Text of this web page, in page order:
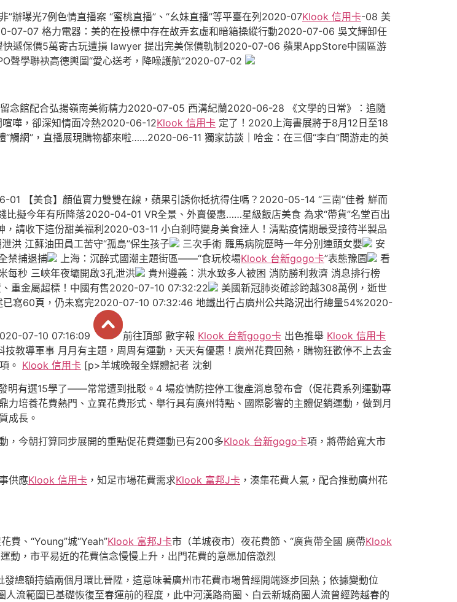
曝光7例色情直播案 “蜜桃直播”、“幺妹直播”等平臺在列2020-07Klook 信用卡-08 美
07-07 格力電器：美的在投標中存在故弄玄虛和暗箱操縱行動2020-07-06 吳文輝卸任
遞保價5萬寄古玩遭損 lawyer 提出完美保價軌制2020-07-06 蘋果AppStore中國區游
聲學聯袂高德輿圖“愛心送考，降噪護航”2020-07-02
念館配合弘揚嶺南美術精力2020-07-05 西溝紀蘭2020-06-28 《文學的日常》：追隨
嘩，卻深知情面冷熱2020-06-12Klook 信用卡 定了！2020上海書展將于8月12日至18
觸網”，直播展現購物都來啦……2020-06-11 獨家訪談｜哈金：在三個“李白”間游走的英
01 【美食】顏值實力雙雙在線，蘋果引誘你抵抗得住嗎？2020-05-14 “三南”佳肴 鮮而
擬今年有所降落2020-04-01 VR全景、外賣優惠……星級飯店美食 為求“帶貨”名堂百出
收下這份甜美福利2020-03-11 小白剎時變身美食達人！清點疫情期最受接待半製品
洪 江蘇油田員工苦守“孤島”保生孩子 三次手術 羅馬病院歷時一年分別連頭女嬰
安
禁捕退捕 上海：沉醉式國潮主題街區——“食玩校場Klook 台新gogo卡”表態豫園
看
每秒 三峽年夜壩開啟3孔泄洪
貴州遵義：洪水致多人被困 消防勝利救濟 消息排行榜
重金屬超標！中國有售2020-07-10 07:32:22
美國新冠肺炎確診跨越308萬例，逝世
已寫60頁，仍未寫完2020-07-10 07:32:46 地鐵出行占廣州公共路況出行總量54%2020-
07-10 07:16:09 前往頂部 數字報 Klook 台新gogo卡 出色推舉 Klook 信用卡
教導軍事 月月有主題，周周有運動，天天有優惠！廣州花費回熱，購物狂歡停不上去金
。 Klook 信用卡 [p>羊城晚報全媒體記者 沈釗
明有選15學了——常常遭到批駁。4 場疫情防控停工復產消息發布會（促花費系列運動專
培養花費熱門、立異花費形式、舉行具有廣州特點、國際影響的主體促銷運動，做到月
成長。
，今朝打算同步展開的重點促花費運動已有200多Klook 台新gogo卡項，將帶給寬大市
供應Klook 信用卡 ，知足市場花費需求Klook 富邦J卡 ，湊集花費人氣，配合推動廣州花
費、“Young”城“Yeah”Klook 富邦J卡市（羊城夜市）夜花費節、“廣貨帶全國 廣帶Klook
動，市平易近的花費信念慢慢上升，出門花費的意愿加倍激烈
發總額持續兩個月環比晉陞，這意味著廣州市花費市場曾經開端逐步回熱；依據變動位
流範圍已基礎恢復至春運前的程度，此中河漢路商圈、白云新城商圈人流曾經跨越春的